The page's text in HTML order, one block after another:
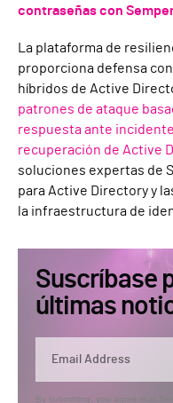
contraseñas con
La plataforma de
proporciona defensa
híbridos de Active
patrones de ataque
respuesta ante
recuperación de Active
soluciones expertas de
para Active Directory y
la infraestructura de
Suscríbase
últimas
By submitting, you agree that